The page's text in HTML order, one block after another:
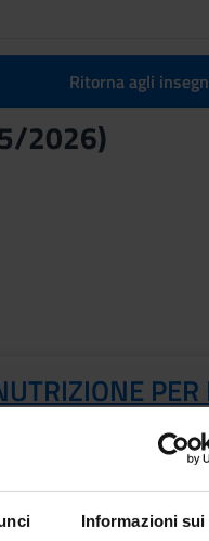
Informazioni sui
Ritorna agli
2026)
PER
Campaci